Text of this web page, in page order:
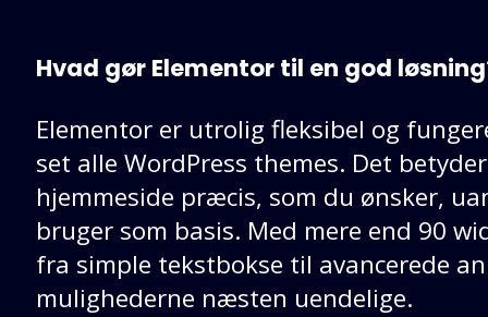
Hvad gør Elementor til en god
Elementor er utrolig fleksibel og
set alle WordPress themes. Det
hjemmeside præcis, som du ønsker,
bruger som basis. Med mere end 90
fra simple tekstbokse til avancerede
mulighederne næsten uendelige.